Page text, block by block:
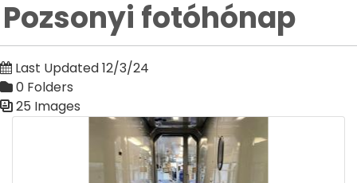
Pozsonyi fotóhónap
Last Updated 12/3/24
0 Folders
25 Images